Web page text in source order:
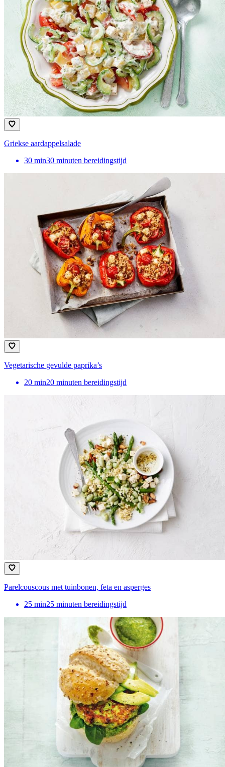
Griekse aardappelsalade
30 min30 minuten bereidingstijd
Vegetarische gevulde paprika’s
20 min20 minuten bereidingstijd
Parelcouscous met tuinbonen, feta en asperges
25 min25 minuten bereidingstijd